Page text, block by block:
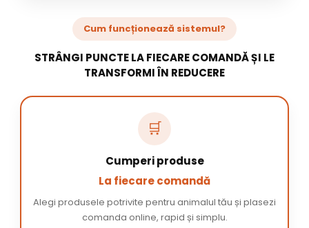
Cum funcționează sistemul?
STRÂNGI PUNCTE LA FIECARE COMANDĂ ȘI LE
TRANSFORMI ÎN REDUCERE
🛒
Cumperi produse
La fiecare comandă
Alegi produsele potrivite pentru animalul tău și plasezi
comanda online, rapid și simplu.